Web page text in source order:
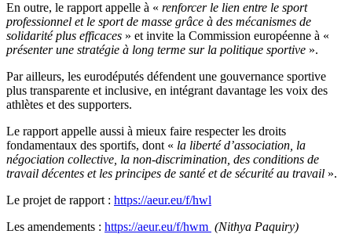
En outre, le rapport appelle à « renforcer le lien entre le sport
professionnel et le sport de masse grâce à des mécanismes de
solidarité plus efficaces » et invite la Commission européenne à «
présenter une stratégie à long terme sur la politique sportive ».
Par ailleurs, les eurodéputés défendent une gouvernance sportive
plus transparente et inclusive, en intégrant davantage les voix des
athlètes et des supporters.
Le rapport appelle aussi à mieux faire respecter les droits
fondamentaux des sportifs, dont « la liberté d’association, la
négociation collective, la non-discrimination, des conditions de
travail décentes et les principes de santé et de sécurité au travail ».
Le projet de rapport : https://aeur.eu/f/hwl
Les amendements : https://aeur.eu/f/hwm (Nithya Paquiry)